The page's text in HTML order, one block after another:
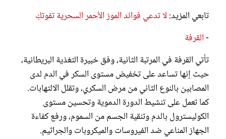
تابعي المزيد:لا تدعي فوائد الموز الأحمر السحرية تفوتكِ
-القرفة
تأتي القرفة في المرتبة الثانية، وفق خبيرة التغذية البريطانية،
حيث إنها تساعد على تخفيض مستوى السكر في الدم لدى
المصابين بالنوع الثاني من مرض السكري، وتقلل الالتهابات.
كما تعمل على تنشيط الدورة الدموية وتحسين مستوى
الكوليسترول بالدم وتنقية الجسم من السموم، ورفع كفاءة
الجهاز المناعي ضد الفيروسات والميكروبات والجراثيم.